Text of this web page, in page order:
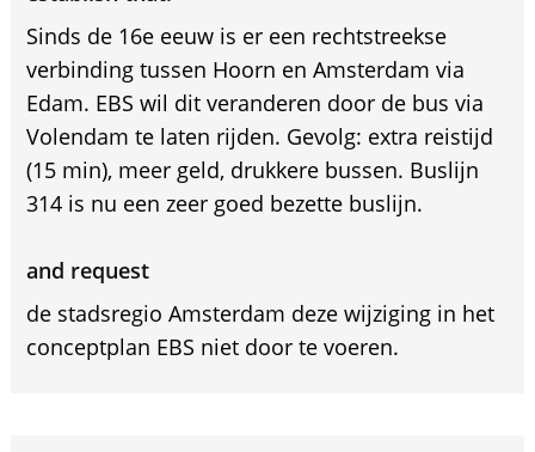
Sinds de 16e eeuw is er een rechtstreekse
verbinding tussen Hoorn en Amsterdam via
Edam. EBS wil dit veranderen door de bus via
Volendam te laten rijden. Gevolg: extra reistijd
(15 min), meer geld, drukkere bussen. Buslijn
314 is nu een zeer goed bezette buslijn.
and request
de stadsregio Amsterdam deze wijziging in het
conceptplan EBS niet door te voeren.